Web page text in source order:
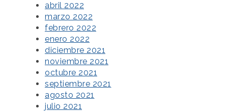
abril 2022
marzo 2022
febrero 2022
enero 2022
diciembre 2021
noviembre 2021
octubre 2021
septiembre 2021
agosto 2021
julio 2021